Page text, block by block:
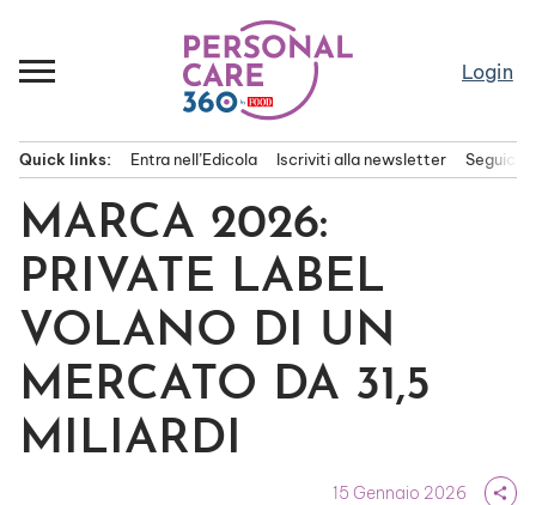
contenuto
Login
principale
Quick links: Entra nell’Edicola Iscriviti alla newsletter Seguici
MARCA 2026:
PRIVATE LABEL
VOLANO DI UN
MERCATO DA 31,5
MILIARDI
15 Gennaio 2026 share